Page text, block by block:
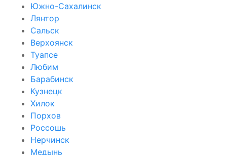
Южно-Сахалинск
Лянтор
Сальск
Верхоянск
Туапсе
Любим
Барабинск
Кузнецк
Хилок
Порхов
Россошь
Нерчинск
Медынь